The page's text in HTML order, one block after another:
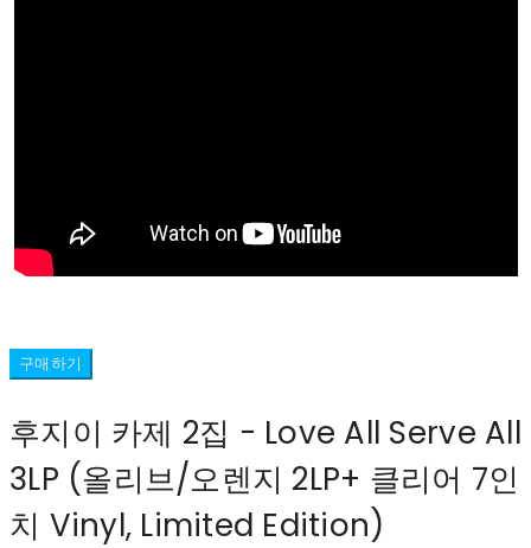
구매하기
후지이 카제 2집 - Love All Serve All
3LP (올리브/오렌지 2LP+ 클리어 7인
치 Vinyl, Limited Edition)